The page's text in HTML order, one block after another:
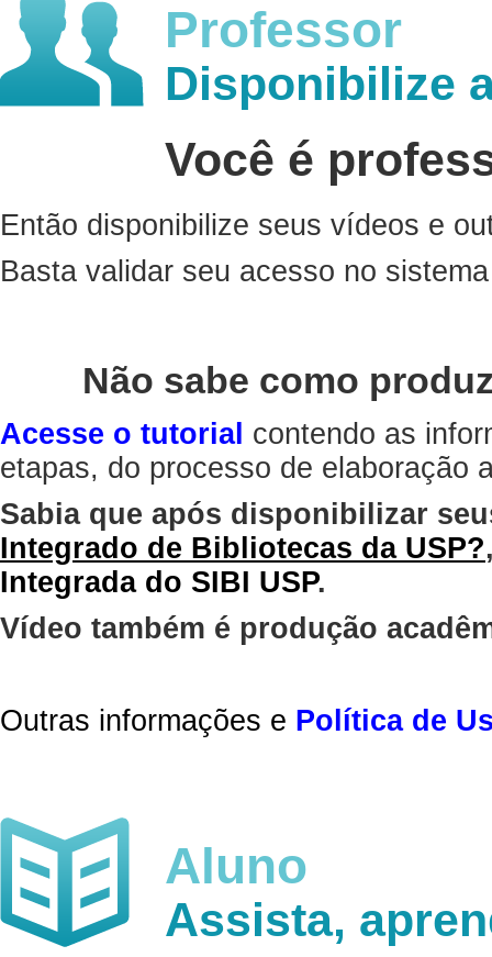
Professor
Disponibilize
Você é
Então disponibilize seus vídeos e
Basta validar seu acesso no
Não sabe como
Acesse o tutorial contendo as
etapas, do processo de elaboração
Sabia que após disponibilizar
Integrado de Bibliotecas da USP?
Integrada do SIBI USP.
Vídeo também é produção
Outras informações e Política de
Aluno
Assista,